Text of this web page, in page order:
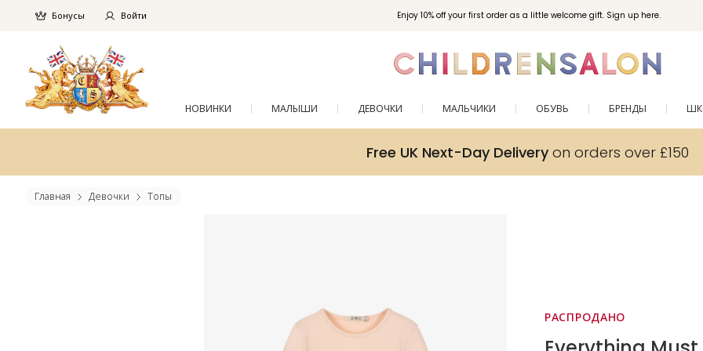
Enjoy 10% off your first order as a little welcome gift. Sign up here.
Бонусы Войти
НОВИНКИ МАЛЫШИ ДЕВОЧКИ МАЛЬЧИКИ ОБУВЬ БРЕНДЫ
Free UK Next-Day Deliveryon orders over £150
Главная Девочки Топы
РАСПРОДАНО